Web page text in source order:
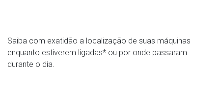
Saiba com exatidão a localização de suas máquinas
enquanto estiverem ligadas* ou por onde passaram
durante o dia.